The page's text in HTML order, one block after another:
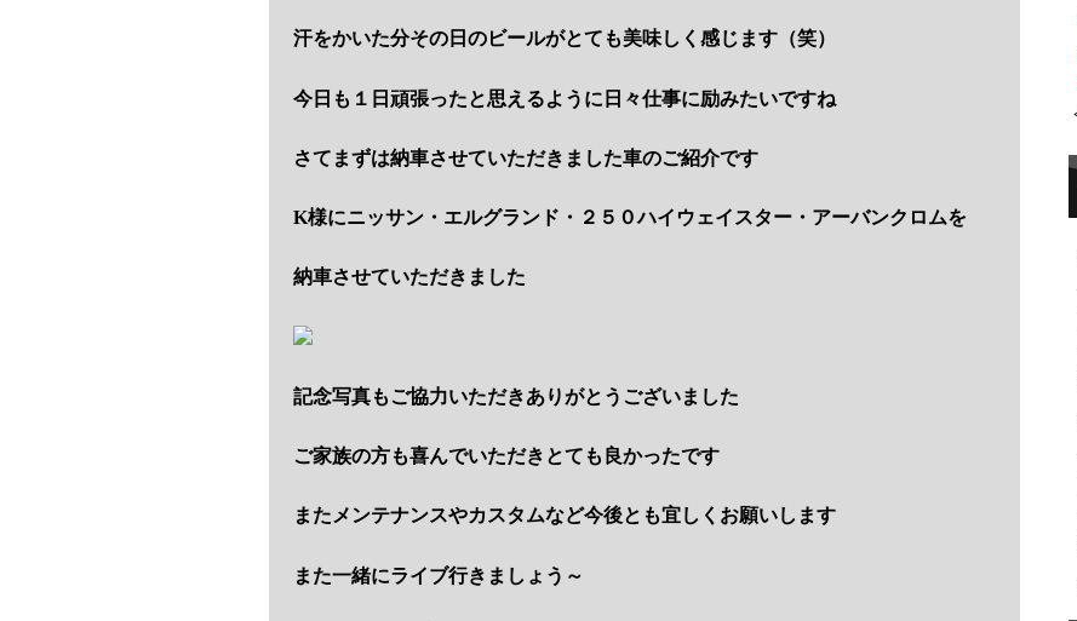
汗をかいた分その日のビールがとても美味しく感じます（笑）
今日も１日頑張ったと思えるように日々仕事に励みたいですね
さてまずは納車させていただきました車のご紹介です
K様にニッサン・エルグランド・２５０ハイウェイスター・アーバンクロムを
納車させていただきました
記念写真もご協力いただきありがとうございました
ご家族の方も喜んでいただきとても良かったです
またメンテナンスやカスタムなど今後とも宜しくお願いします
また一緒にライブ行きましょう～